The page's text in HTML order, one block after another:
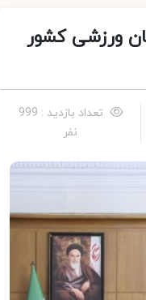
ورزشی کشور
تعداد بازدید : 999
نفر